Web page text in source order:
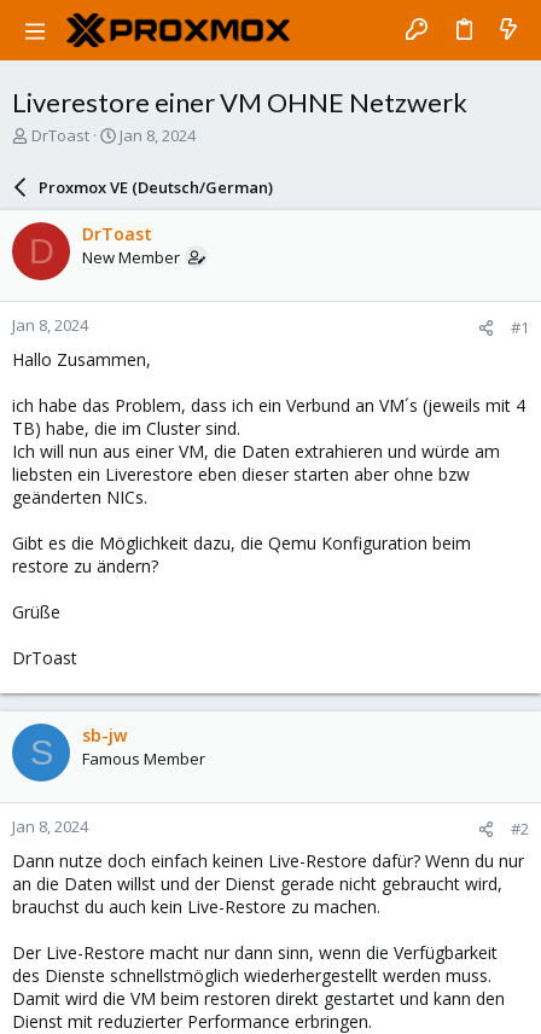
Liverestore einer VM OHNE Netzwerk
T
a
d
s
t
a
r
t
e
DrToast
S
a
r
d
a
e
Jan 8, 2024
Proxmox VE (Deutsch/German)
D DrToast
New Member
Jan 8, 2024 #1
Hallo Zusammen,
ich habe das Problem, dass ich ein Verbund an VM´s (jeweils mit 4
TB) habe, die im Cluster sind.
Ich will nun aus einer VM, die Daten extrahieren und würde am
liebsten ein Liverestore eben dieser starten aber ohne bzw
geänderten NICs.
Gibt es die Möglichkeit dazu, die Qemu Konfiguration beim
restore zu ändern?
Grüße
DrToast
S sb-jw
Famous Member
Jan 8, 2024 #2
Dann nutze doch einfach keinen Live-Restore dafür? Wenn du nur
an die Daten willst und der Dienst gerade nicht gebraucht wird,
brauchst du auch kein Live-Restore zu machen.
Der Live-Restore macht nur dann sinn, wenn die Verfügbarkeit
des Dienste schnellstmöglich wiederhergestellt werden muss.
Damit wird die VM beim restoren direkt gestartet und kann den
Dienst mit reduzierter Performance erbringen.